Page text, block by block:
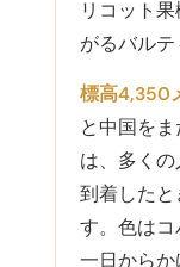
リコット
がるバルテ
標高4,350
と中国を
は、多くの
到着した
す。色は
一日からか